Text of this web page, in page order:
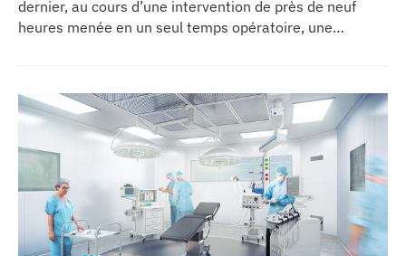
dernier, au cours d’une intervention de près de neuf
heures menée en un seul temps opératoire, une